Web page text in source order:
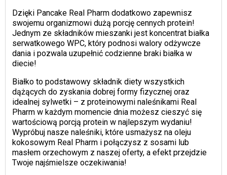
Dzięki Pancake Real Pharm dodatkowo zapewnisz
swojemu organizmowi dużą porcję cennych protein!
Jednym ze składników mieszanki jest koncentrat białka
serwatkowego WPC, który podnosi walory odżywcze
dania i pozwala uzupełnić codzienne braki białka w
diecie!
Białko to podstawowy składnik diety wszystkich
dążących do zyskania dobrej formy fizycznej oraz
idealnej sylwetki – z proteinowymi naleśnikami Real
Pharm w każdym momencie dnia możesz cieszyć się
wartościową porcją protein w najlepszym wydaniu!
Wypróbuj nasze naleśniki, które usmażysz na oleju
kokosowym Real Pharm i połączysz z sosami lub
masłem orzechowym z naszej oferty, a efekt przejdzie
Twoje najśmielsze oczekiwania!